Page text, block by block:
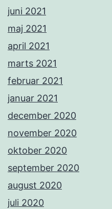
juni 2021
maj 2021
april 2021
marts 2021
februar 2021
januar 2021
december 2020
november 2020
oktober 2020
september 2020
august 2020
juli 2020